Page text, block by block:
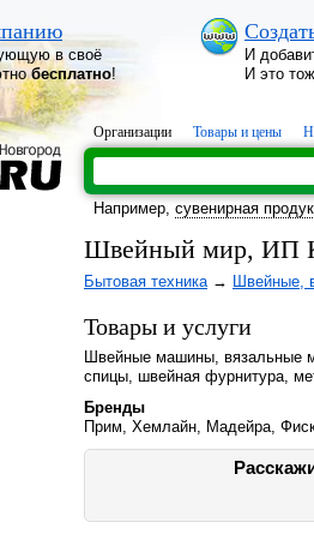
в своё
бесплатно!
И
И это
Организации Товары и цены
Например, сувенирная
Швейный мир, ИП
Бытовая техника→ Швейные,
Товары и услуги
Швейные машины, вязальные
спицы, швейная фурнитура,
Бренды
Прим, Хемлайн, Мадейра,